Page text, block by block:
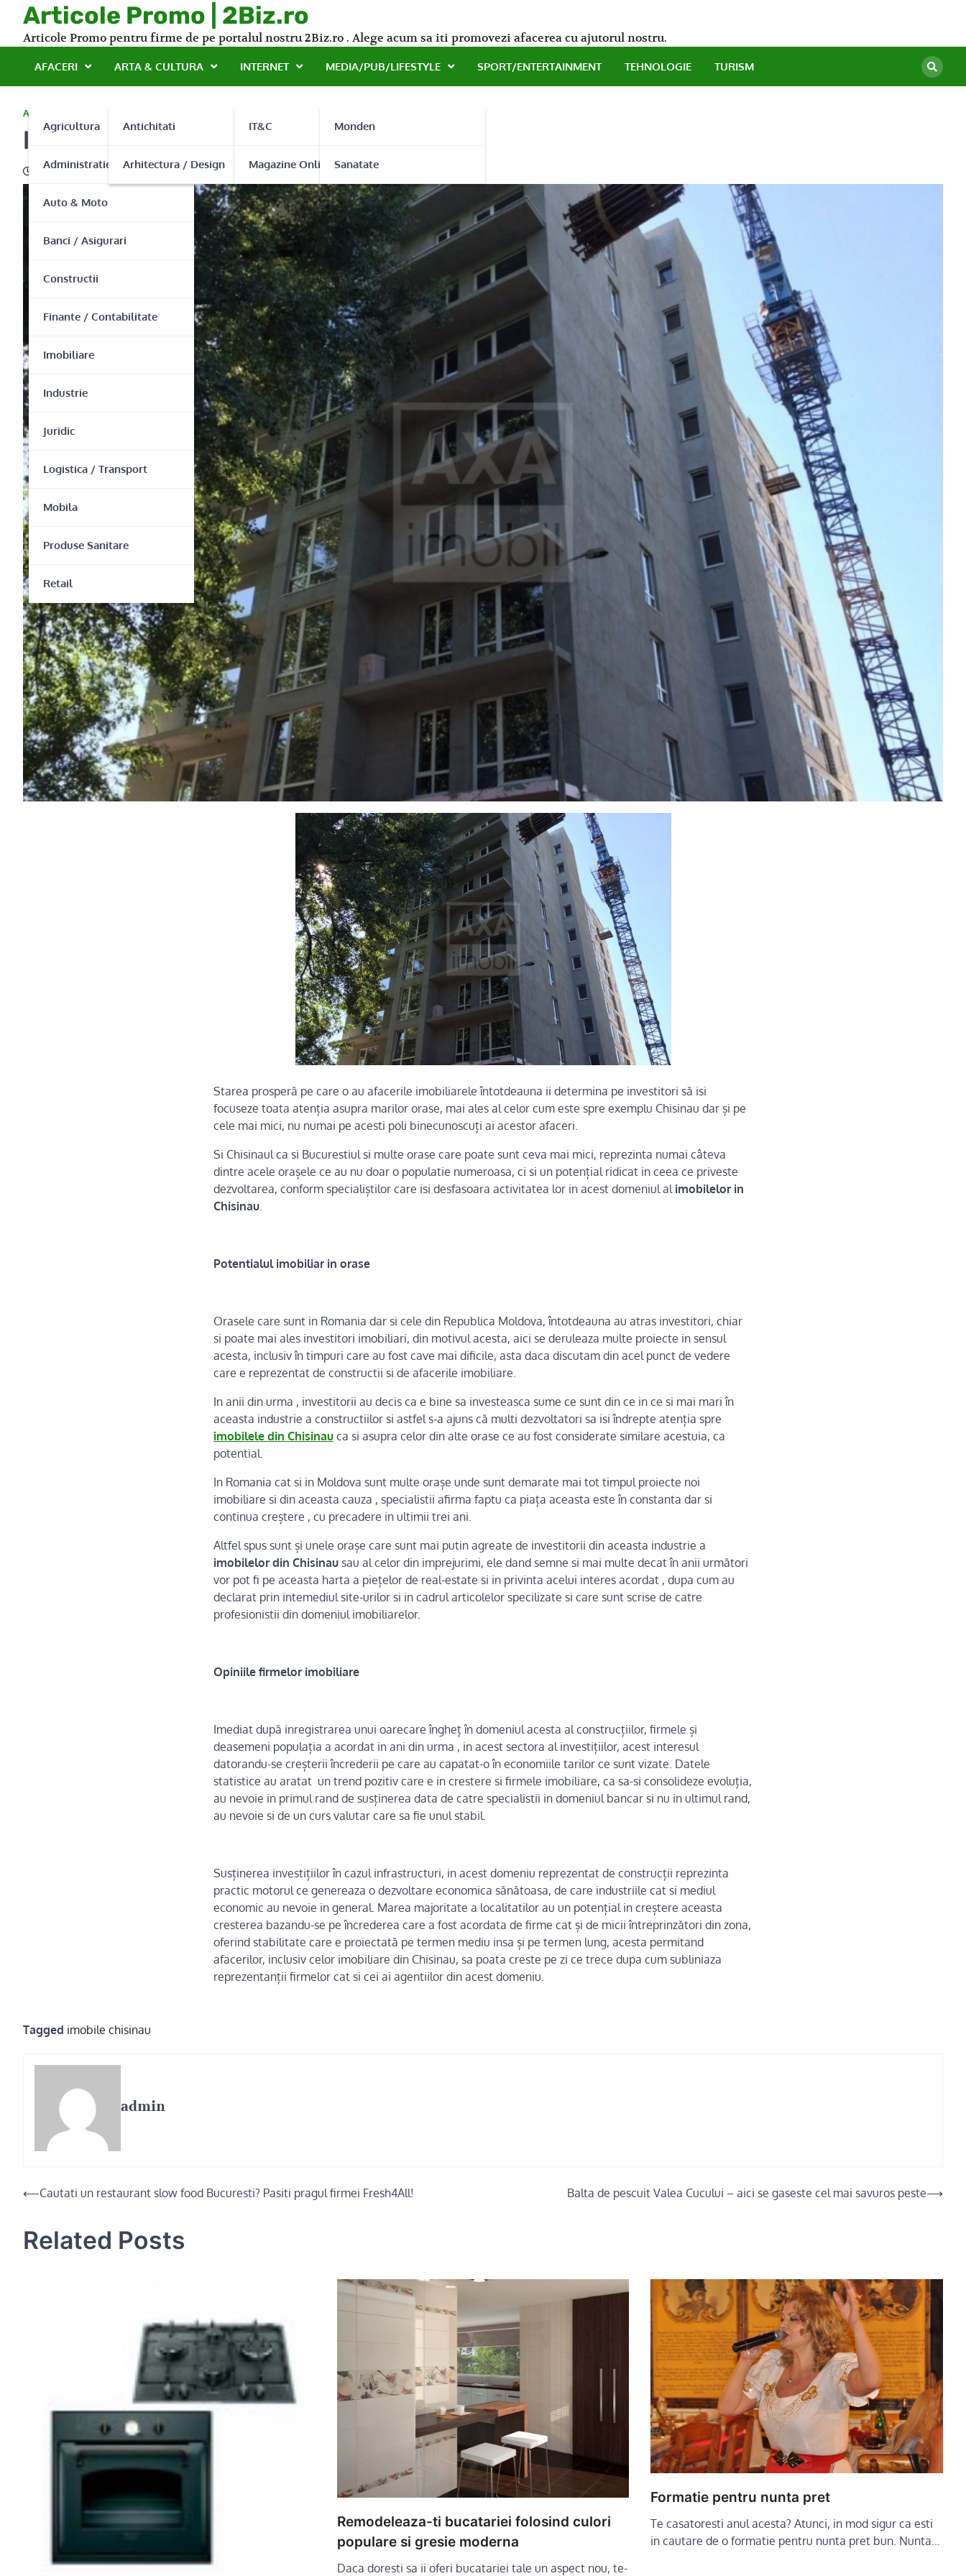
content
Articole Promo | 2Biz.ro
Articole Promo pentru firme de pe portalul nostru 2Biz.ro . Alege acum sa iti promovezi afacerea cu ajutorul nostru.
AFACERI
Agricultura
Administratie Publica
Auto & Moto
Banci / Asigurari
Constructii
Finante / Contabilitate
Imobiliare
Industrie
Juridic
Logistica / Transport
Mobila
Produse Sanitare
Retail
ARTA & CULTURA
Antichitati
Arhitectura / Design
INTERNET
IT&C
Magazine Online
MEDIA/PUB/LIFESTYLE
Monden
Sanatate
SPORT/ENTERTAINMENT TEHNOLOGIE TURISM
AFACERI
Imobile Chisinau
25/07/2016
Starea prosperă pe care o au afacerile imobiliarele întotdeauna ii determina pe investitori să isi
focuseze toata atenția asupra marilor orase, mai ales al celor cum este spre exemplu Chisinau dar și pe
cele mai mici, nu numai pe acesti poli binecunoscuți ai acestor afaceri.
Si Chisinaul ca si Bucurestiul si multe orase care poate sunt ceva mai mici, reprezinta numai câteva
dintre acele orașele ce au nu doar o populatie numeroasa, ci si un potențial ridicat in ceea ce priveste
dezvoltarea, conform specialiștilor care isi desfasoara activitatea lor in acest domeniul al imobilelor in
Chisinau.
Potentialul imobiliar in orase
Orasele care sunt in Romania dar si cele din Republica Moldova, întotdeauna au atras investitori, chiar
si poate mai ales investitori imobiliari, din motivul acesta, aici se deruleaza multe proiecte in sensul
acesta, inclusiv în timpuri care au fost cave mai dificile, asta daca discutam din acel punct de vedere
care e reprezentat de constructii si de afacerile imobiliare.
In anii din urma , investitorii au decis ca e bine sa investeasca sume ce sunt din ce in ce si mai mari în
aceasta industrie a constructiilor si astfel s-a ajuns că multi dezvoltatori sa isi îndrepte atenția spre
imobilele din Chisinau ca si asupra celor din alte orase ce au fost considerate similare acestuia, ca
potential.
In Romania cat si in Moldova sunt multe orașe unde sunt demarate mai tot timpul proiecte noi
imobiliare si din aceasta cauza , specialistii afirma faptu ca piața aceasta este în constanta dar si
continua creștere , cu precadere in ultimii trei ani.
Altfel spus sunt și unele orașe care sunt mai putin agreate de investitorii din aceasta industrie a
imobilelor din Chisinau sau al celor din imprejurimi, ele dand semne si mai multe decat în anii următori
vor pot fi pe aceasta harta a piețelor de real-estate si in privinta acelui interes acordat , dupa cum au
declarat prin intemediul site-urilor si in cadrul articolelor specilizate si care sunt scrise de catre
profesionistii din domeniul imobiliarelor.
Opiniile firmelor imobiliare
Imediat după inregistrarea unui oarecare îngheț în domeniul acesta al construcțiilor, firmele și
deasemeni populația a acordat in ani din urma , in acest sectora al investițiilor, acest interesul
datorandu-se creșterii încrederii pe care au capatat-o în economiile tarilor ce sunt vizate. Datele
statistice au aratat un trend pozitiv care e in crestere si firmele imobiliare, ca sa-si consolideze evoluția,
au nevoie in primul rand de susținerea data de catre specialistii in domeniul bancar si nu in ultimul rand,
au nevoie si de un curs valutar care sa fie unul stabil.
Susținerea investițiilor în cazul infrastructuri, in acest domeniu reprezentat de construcții reprezinta
practic motorul ce genereaza o dezvoltare economica sănătoasa, de care industriile cat si mediul
economic au nevoie in general. Marea majoritate a localitatilor au un potențial in creștere aceasta
cresterea bazandu-se pe încrederea care a fost acordata de firme cat și de micii întreprinzători din zona,
oferind stabilitate care e proiectată pe termen mediu insa și pe termen lung, acesta permitand
afacerilor, inclusiv celor imobiliare din Chisinau, sa poata creste pe zi ce trece dupa cum subliniaza
reprezentanții firmelor cat si cei ai agentiilor din acest domeniu.
Tagged imobile chisinau
admin
Post
⟵Cautati un restaurant slow food Bucuresti? Pasiti pragul firmei Fresh4All! Balta de pescuit Valea Cucului – aici se gaseste cel mai savuros peste⟶
Related Posts
Remodeleaza-ti bucatariei folosind culori
populare si gresie moderna
Daca doresti sa ii oferi bucatariei tale un aspect nou, te-
Formatie pentru nunta pret
Te casatoresti anul acesta? Atunci, in mod sigur ca esti
in cautare de o formatie pentru nunta pret bun. Nunta…